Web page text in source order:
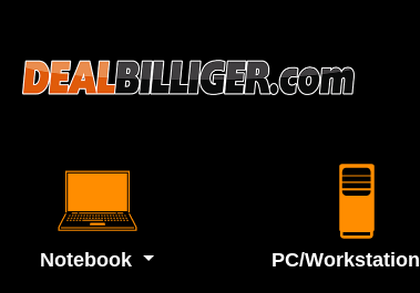
Notebook PC/Workstation